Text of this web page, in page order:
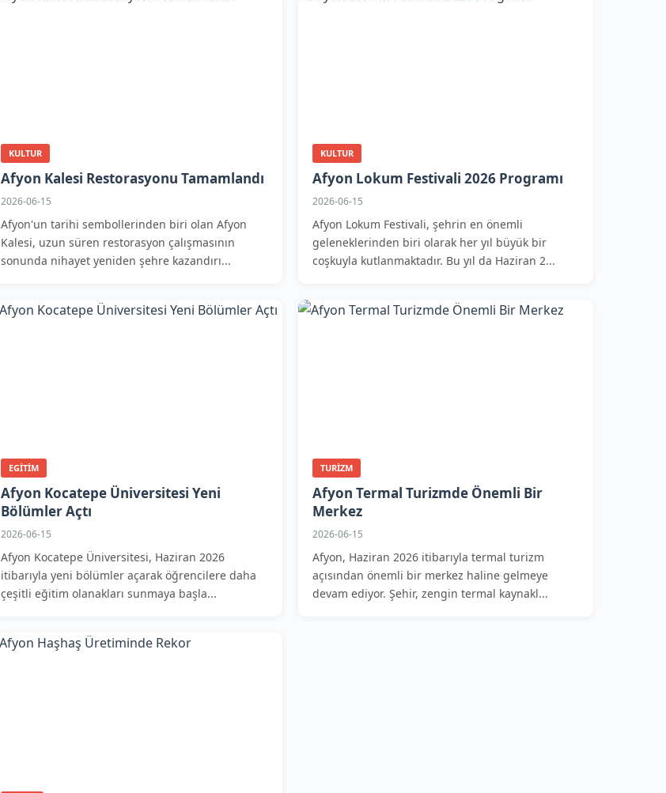
KULTUR
Afyon Kalesi Restorasyonu Tamamlandı
2026-06-15
Afyon'un tarihi sembollerinden biri olan Afyon
Kalesi, uzun süren restorasyon çalışmasının
sonunda nihayet yeniden şehre kazandırı...
KULTUR
Afyon Lokum Festivali 2026 Programı
2026-06-15
Afyon Lokum Festivali, şehrin en önemli
geleneklerinden biri olarak her yıl büyük bir
coşkuyla kutlanmaktadır. Bu yıl da Haziran 2...
EGITIM
Afyon Kocatepe Üniversitesi Yeni
Bölümler Açtı
2026-06-15
Afyon Kocatepe Üniversitesi, Haziran 2026
itibarıyla yeni bölümler açarak öğrencilere daha
çeşitli eğitim olanakları sunmaya başla...
TURIZM
Afyon Termal Turizmde Önemli Bir
Merkez
2026-06-15
Afyon, Haziran 2026 itibarıyla termal turizm
açısından önemli bir merkez haline gelmeye
devam ediyor. Şehir, zengin termal kaynakl...